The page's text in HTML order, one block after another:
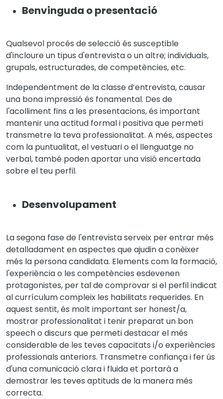
Benvinguda o presentació
Qualsevol procés de selecció és susceptible
d'incloure un tipus d'entrevista o un altre; individuals,
grupals, estructurades, de competències, etc.
Independentment de la classe d’entrevista, causar
una bona impressió és fonamental. Des de
l'acolliment fins a les presentacions, és important
mantenir una actitud formal i positiva que permeti
transmetre la teva professionalitat. A més, aspectes
com la puntualitat, el vestuari o el llenguatge no
verbal, també poden aportar una visió encertada
sobre el teu perfil.
Desenvolupament
La segona fase de l'entrevista serveix per entrar més
detalladament en aspectes que ajudin a conèixer
més la persona candidata. Elements com la formació,
l'experiència o les competències esdevenen
protagonistes, per tal de comprovar si el perfil indicat
al currículum compleix les habilitats requerides. En
aquest sentit, és molt important ser honest/a,
mostrar professionalitat i tenir preparat un bon
speech o discurs que permeti destacar el més
considerable de les teves capacitats i/o experiències
professionals anteriors. Transmetre confiança i fer ús
d'una comunicació clara i fluida et portarà a
demostrar les teves aptituds de la manera més
correcta.